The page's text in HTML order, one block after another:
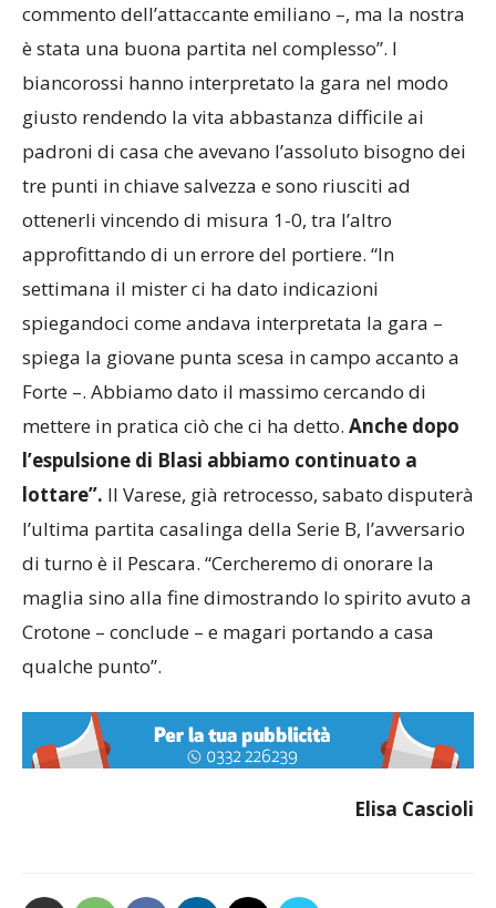
commento dell’attaccante emiliano –, ma la nostra
è stata una buona partita nel complesso”. I
biancorossi hanno interpretato la gara nel modo
giusto rendendo la vita abbastanza difficile ai
padroni di casa che avevano l’assoluto bisogno dei
tre punti in chiave salvezza e sono riusciti ad
ottenerli vincendo di misura 1-0, tra l’altro
approfittando di un errore del portiere. “In
settimana il mister ci ha dato indicazioni
spiegandoci come andava interpretata la gara –
spiega la giovane punta scesa in campo accanto a
Forte –. Abbiamo dato il massimo cercando di
mettere in pratica ciò che ci ha detto. Anche dopo
l’espulsione di Blasi abbiamo continuato a
lottare”. Il Varese, già retrocesso, sabato disputerà
l’ultima partita casalinga della Serie B, l’avversario
di turno è il Pescara. “Cercheremo di onorare la
maglia sino alla fine dimostrando lo spirito avuto a
Crotone – conclude – e magari portando a casa
qualche punto”.
Elisa Cascioli